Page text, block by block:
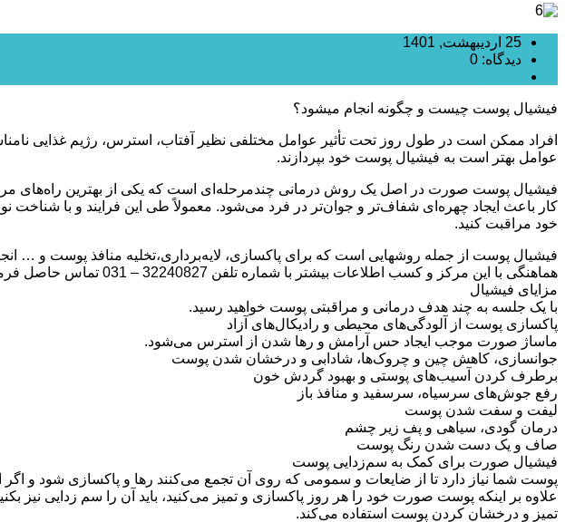
25 اردیبهشت, 1401
دیدگاه: 0
فیشیال پوست چیست و چگونه انجام میشود؟
افراد ممکن است در طول روز تحت تأثیر عوامل مختلفی نظیر آفتاب، استرس، رژیم غذایی
عوامل بهتر است به فیشیال پوست خود بپردازند.
فیشیال پوست صورت در اصل یک روش درمانی چندمرحله‌ای است که یکی از بهترین راه‌های
کار باعث ایجاد چهره‌ای شفاف‌تر و جوان‌تر در فرد می‌شود. معمولاً طى این فرایند و با شناخت
خود مراقبت کنید.
فیشیال پوست از جمله روشهایی است که برای پاکسازی، لایه‌‌برداری،تخلیه منافذ پوست
هماهنگی با این مرکز و کسب اطلاعات بیشتر با شماره تلفن 32240827 – 031 تماس حاصل فرمایید.
مزایای فیشیال
با یک جلسه به چند هدف درمانی و مراقبتی پوست خواهید رسید.
پاکسازی پوست از آلودگی‌های محیطی و رادیکال‌های آزاد
ماساژ صورت موجب ایجاد حس آرامش و رها شدن از استرس می‌شود.
جوانسازی، کاهش چین و چروک‌ها، شادابی و درخشان شدن پوست
برطرف کردن آسیب‌های پوستی و بهبود گردش خون
رفع جوش‌های سرسیاه، سرسفید و منافذ باز
لیفت و سفت شدن پوست
درمان گودی، سیاهی و پف زیر چشم
صاف و یک دست شدن رنگ پوست
فیشیال صورت برای کمک به سم‌زدایی پوست
پوست شما نیاز دارد تا از ضایعات و سمومی که روی آن تجمع می‌کنند رها و پاکسازی شود و
علاوه بر اینکه پوست صورت خود را هر روز پاکسازی و تمیز می‌کنید، باید آن را سم زدایی نیز
تمیز و درخشان کردن پوست‌ استفاده می‌کند.